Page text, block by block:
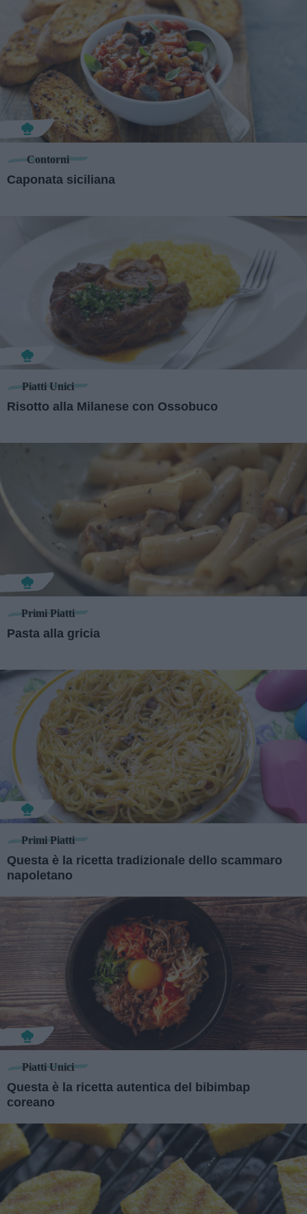
Contorni
Caponata siciliana
Piatti Unici
Risotto alla Milanese con Ossobuco
Primi Piatti
Pasta alla gricia
Primi Piatti
Questa è la ricetta tradizionale dello scammaro
napoletano
Piatti Unici
Questa è la ricetta autentica del bibimbap
coreano